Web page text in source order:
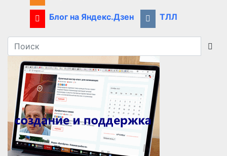
Блог на Яндекс.Дзен ТЛЛ